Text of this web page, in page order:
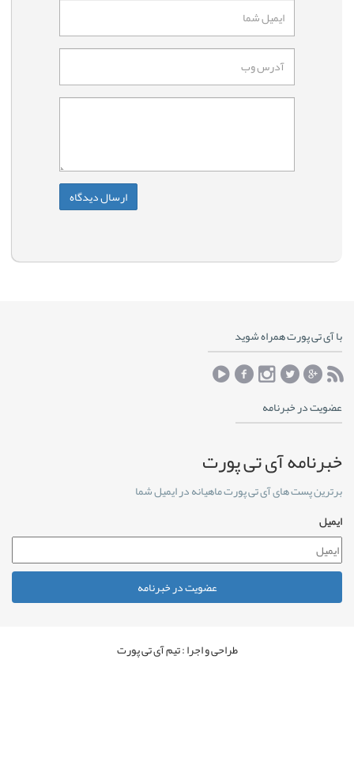
با آی تی پورت همراه شوید
عضویت در خبرنامه
خبرنامه آی تی پورت
برترین پست های آی تی پورت ماهیانه در ایمیل شما
ایمیل
عضویت در خبرنامه
طراحی و اجرا : تیم آی تی پورت